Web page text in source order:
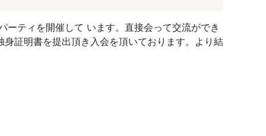
ティを開催して います。直接会って交流ができ
証明書を提出頂き入会を頂いております。より結